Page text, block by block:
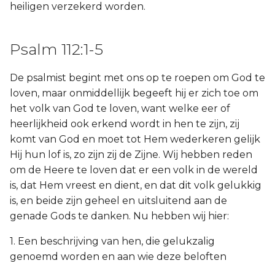
heiligen verzekerd worden.
Psalm 112:1-5
De psalmist begint met ons op te roepen om God te
loven, maar onmiddellijk begeeft hij er zich toe om
het volk van God te loven, want welke eer of
heerlijkheid ook erkend wordt in hen te zijn, zij
komt van God en moet tot Hem wederkeren gelijk
Hij hun lof is, zo zijn zij de Zijne. Wij hebben reden
om de Heere te loven dat er een volk in de wereld
is, dat Hem vreest en dient, en dat dit volk gelukkig
is, en beide zijn geheel en uitsluitend aan de
genade Gods te danken. Nu hebben wij hier:
1. Een beschrijving van hen, die gelukzalig
genoemd worden en aan wie deze beloften